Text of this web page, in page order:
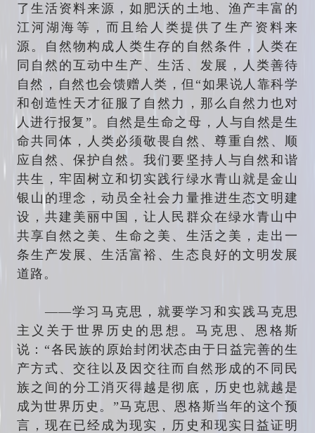
了生活资料来源，如肥沃的土地、渔产丰富的
江河湖海等，而且给人类提供了生产资料来
源。自然物构成人类生存的自然条件，人类在
同自然的互动中生产、生活、发展，人类善待
自然，自然也会馈赠人类，但“如果说人靠科学
和创造性天才征服了自然力，那么自然力也对
人进行报复”。自然是生命之母，人与自然是生
命共同体，人类必须敬畏自然、尊重自然、顺
应自然、保护自然。我们要坚持人与自然和谐
共生，牢固树立和切实践行绿水青山就是金山
银山的理念，动员全社会力量推进生态文明建
设，共建美丽中国，让人民群众在绿水青山中
共享自然之美、生命之美、生活之美，走出一
条生产发展、生活富裕、生态良好的文明发展
道路。
——学习马克思，就要学习和实践马克思
主义关于世界历史的思想。马克思、恩格斯
说：“各民族的原始封闭状态由于日益完善的生
产方式、交往以及因交往而自然形成的不同民
族之间的分工消灭得越是彻底，历史也就越是
成为世界历史。”马克思、恩格斯当年的这个预
言，现在已经成为现实，历史和现实日益证明